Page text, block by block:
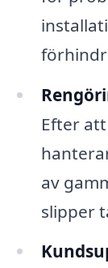
Efter
av
slipper